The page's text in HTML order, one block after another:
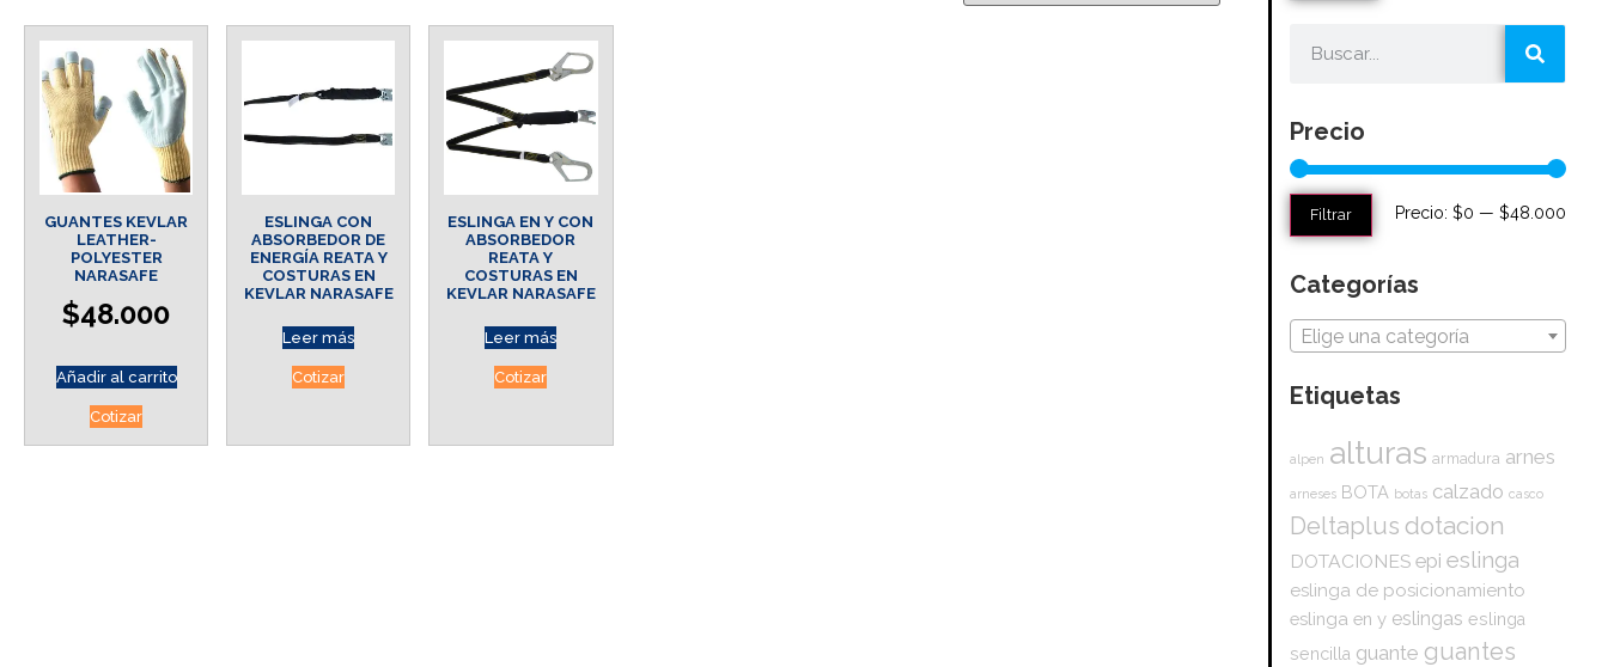
GUANTES KEVLAR
LEATHER-
POLYESTER
NARASAFE
$48.000
Añadir al carrito
Cotizar
ESLINGA CON
ABSORBEDOR DE
ENERGÍA REATA Y
COSTURAS EN
KEVLAR NARASAFE
Leer más
Cotizar
ESLINGA EN Y CON
ABSORBEDOR
REATA Y
COSTURAS EN
KEVLAR NARASAFE
Leer más
Cotizar
Precio
Filtrar Precio: $0 — $48.000
Categorías
Elige una categoría
Etiquetas
alpen alturas armadura arnes
arneses BOTA botas calzado casco
Deltaplus dotacion
DOTACIONES epi eslinga
eslinga de posicionamiento
eslinga en y eslingas eslinga
sencilla guante guantes